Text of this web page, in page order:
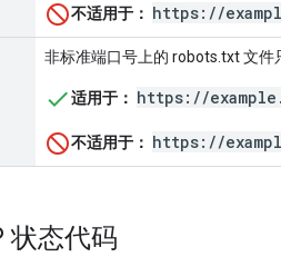
不适用于： https://
非标准端口号上的 robots.txt 文件
适用于： https://
不适用于： https://
状态代码